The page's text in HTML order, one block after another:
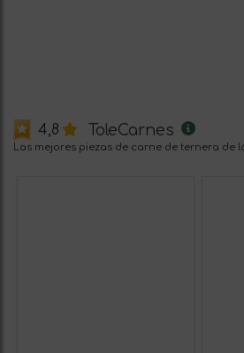
4,8 ToleCarnes
Las mejores piezas de carne de ternera de